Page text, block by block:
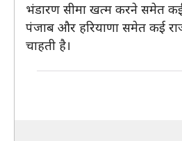
भंडारण सीमा खत्म करने समेत कई
पंजाब और हरियाणा समेत कई
चाहती है।